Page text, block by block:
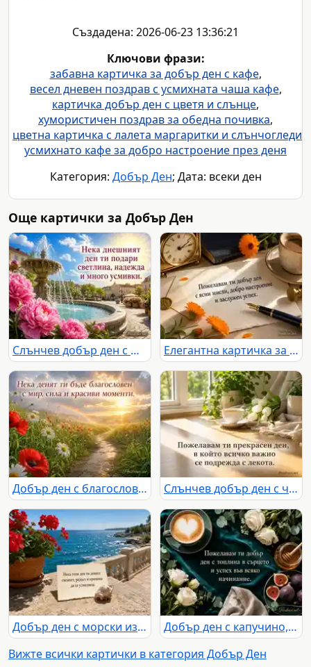
Създадена: 2026-06-23 13:36:21
Ключови фрази:
забавна картичка за добър ден с кафе,
весел дневен поздрав с усмихната чаша кафе,
картичка добър ден с цветя и слънце,
хумористичен поздрав за обедна почивка,
цветна картичка с лалета маргаритки и слънчогледи
усмихнато кафе за добро настроение през деня
Категория: Добър Ден; Дата: всеки ден
Още картички за Добър Ден
Слънчев добър ден с фонтан, розови божури и пожелание за светлина Елегантна картичка за добър ден с кафе, цветя и топла следобедна светлина
Добър ден с благословия, слънчева поляна, макове, маргаритки и дъга Слънчев добър ден с чай, бели лалета и топъл български надпис
Добър ден с морски изглед, червени мушката и топло слънчево настроение
Добър ден с капучино, бели рози, мед и топъл централен надпис
Вижте всички картички в категория Добър Ден